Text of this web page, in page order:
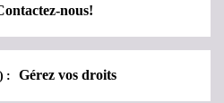
nous!
Gérez vos droits